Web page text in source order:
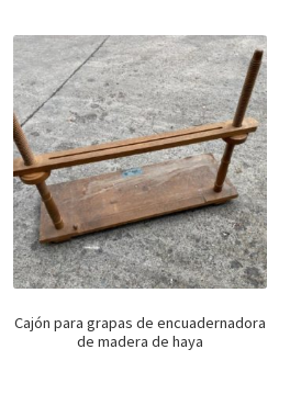
Cajón para grapas de encuadernadora
de madera de haya